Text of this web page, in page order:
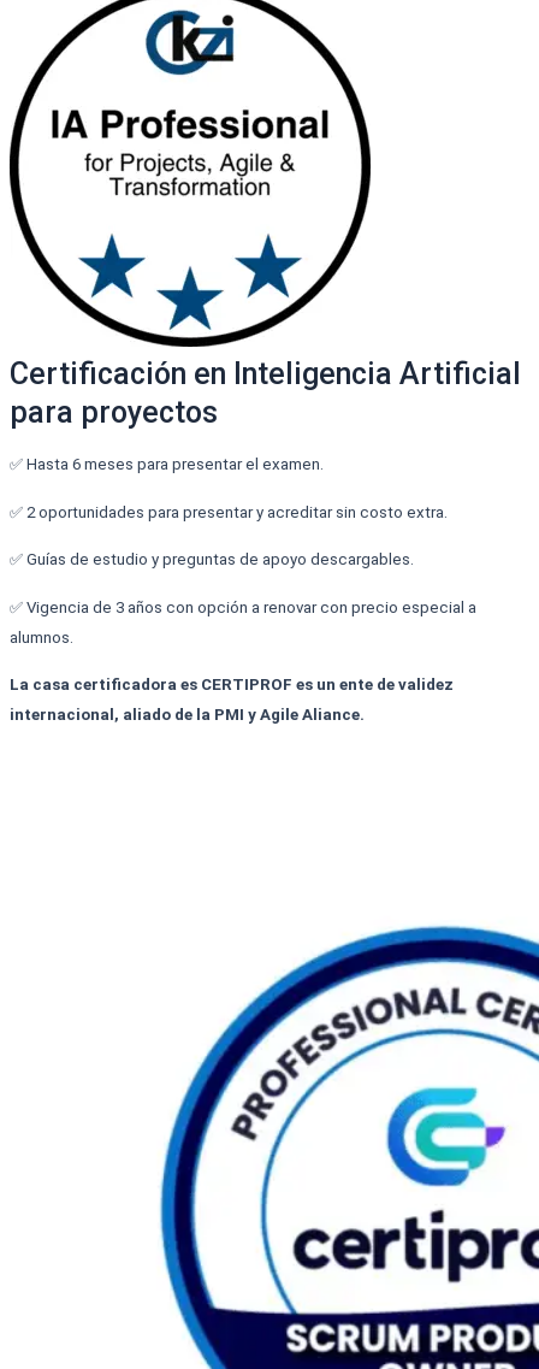
Certificación en Inteligencia Artificial
para proyectos
✅ Hasta 6 meses para presentar el examen.
✅ 2 oportunidades para presentar y acreditar sin costo extra.
✅ Guías de estudio y preguntas de apoyo descargables.
✅ Vigencia de 3 años con opción a renovar con precio especial a
alumnos.
La casa certificadora es CERTIPROF es un ente de validez
internacional, aliado de la PMI y Agile Aliance.